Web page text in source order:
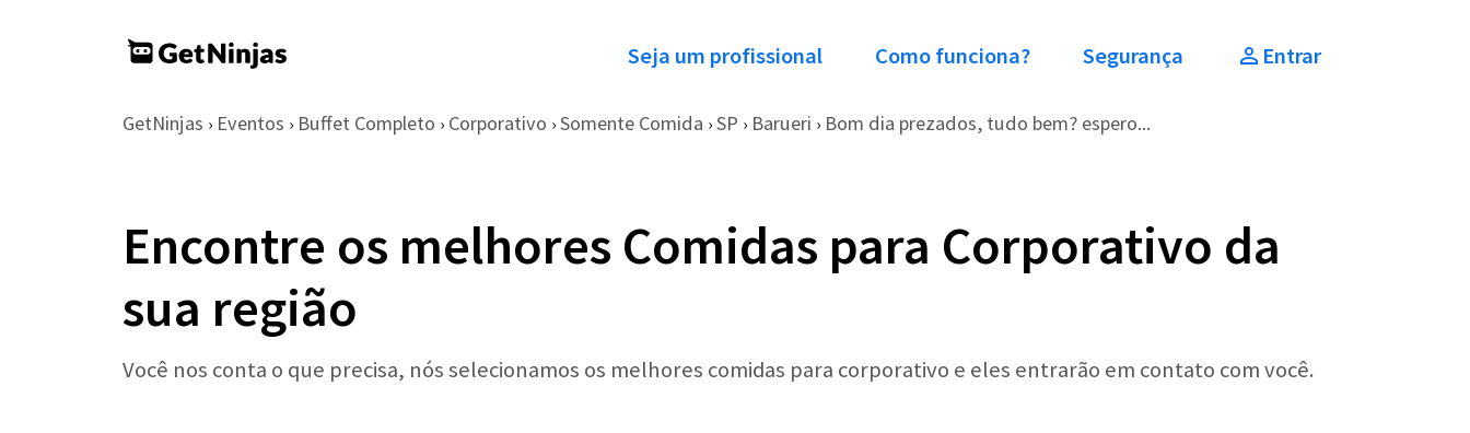
Seja um profissional Como funciona? Segurança Entrar
GetNinjas › Eventos › Buffet Completo › Corporativo › Somente Comida › SP › Barueri › Bom dia prezados, tudo bem? espero...
Encontre os melhores Comidas para Corporativo da
sua região
Você nos conta o que precisa, nós selecionamos os melhores comidas para corporativo e eles entrarão em contato com você.